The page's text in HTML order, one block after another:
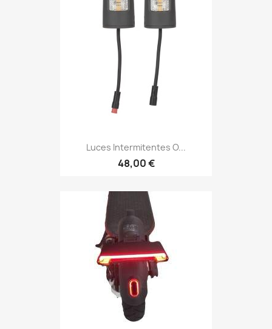
Luces Intermitentes O...
48,00 €